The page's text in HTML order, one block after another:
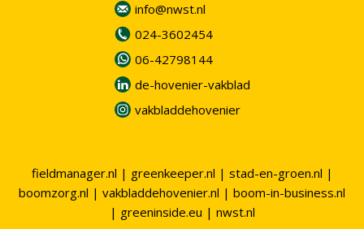
info@nwst.nl
024-3602454
06-42798144
de-hovenier-vakblad
vakbladdehovenier
fieldmanager.nl | greenkeeper.nl | stad-en-groen.nl |
boomzorg.nl | vakbladdehovenier.nl | boom-in-business.nl
| greeninside.eu | nwst.nl